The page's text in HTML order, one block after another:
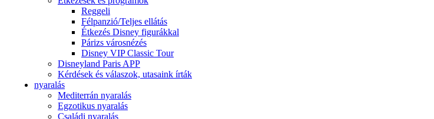
Reggeli
Félpanzió/Teljes ellátás
Étkezés Disney figurákkal
Párizs városnézés
Disney VIP Classic Tour
Disneyland Paris APP
Kérdések és válaszok, utasaink írták
nyaralás
Mediterrán nyaralás
Egzotikus nyaralás
Családi nyaralás